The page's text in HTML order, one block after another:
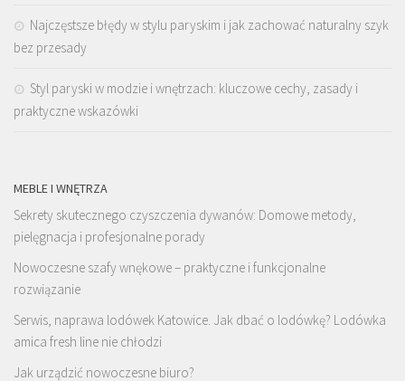
Najczęstsze błędy w stylu paryskim i jak zachować naturalny szyk
bez przesady
Styl paryski w modzie i wnętrzach: kluczowe cechy, zasady i
praktyczne wskazówki
MEBLE I WNĘTRZA
Sekrety skutecznego czyszczenia dywanów: Domowe metody,
pielęgnacja i profesjonalne porady
Nowoczesne szafy wnękowe – praktyczne i funkcjonalne
rozwiązanie
Serwis, naprawa lodówek Katowice. Jak dbać o lodówkę? Lodówka
amica fresh line nie chłodzi
Jak urządzić nowoczesne biuro?